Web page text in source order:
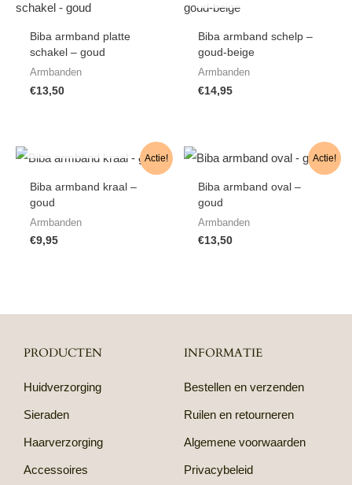
Biba armband platte
schakel – goud
Armbanden
€13,50
Biba armband schelp –
goud-beige
Armbanden
€14,95
Actie!
Biba armband kraal –
goud
Armbanden
€9,95
Actie!
Biba armband oval –
goud
Armbanden
€13,50
PRODUCTEN
Huidverzorging
Sieraden
Haarverzorging
Accessoires
INFORMATIE
Bestellen en verzenden
Ruilen en retourneren
Algemene voorwaarden
Privacybeleid